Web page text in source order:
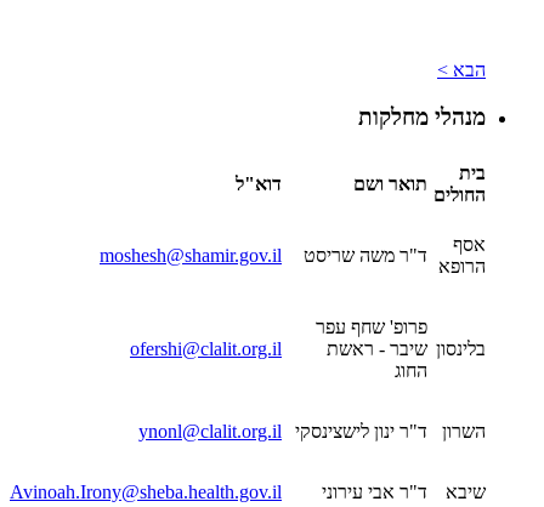
הבא >
מנהלי מחלקות
בית
החולים
תואר ושם דוא"ל
אסף
הרופא
ד"ר משה שריסט moshesh@shamir.gov.il
בלינסון
פרופ' שחף עפר
שיבר - ראשת
החוג
ofershi@clalit.org.il
השרון ד"ר ינון לישצינסקי ynonl@clalit.org.il
שיבא ד"ר אבי עירוני Avinoah.Irony@sheba.health.gov.il